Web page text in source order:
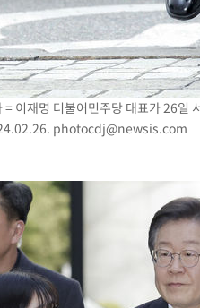
이재명 더불어민주당 대표가 26일
photocdj@newsis.com